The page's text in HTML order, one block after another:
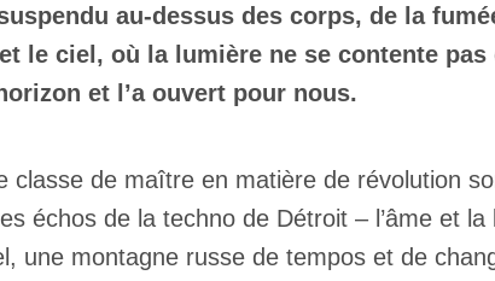
au-dessus des corps, de la
le ciel, où la lumière ne se contente
et l’a ouvert pour nous.
classe de maître en matière de révolution
échos de la techno de Détroit – l’âme et
une montagne russe de tempos et de